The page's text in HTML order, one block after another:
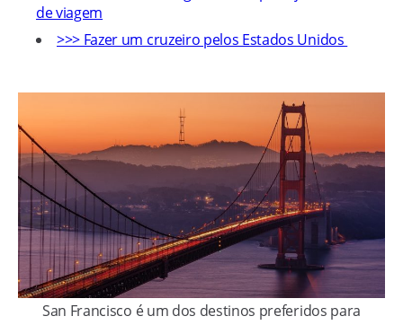
de viagem
>>> Fazer um cruzeiro pelos Estados Unidos
San Francisco é um dos destinos preferidos para